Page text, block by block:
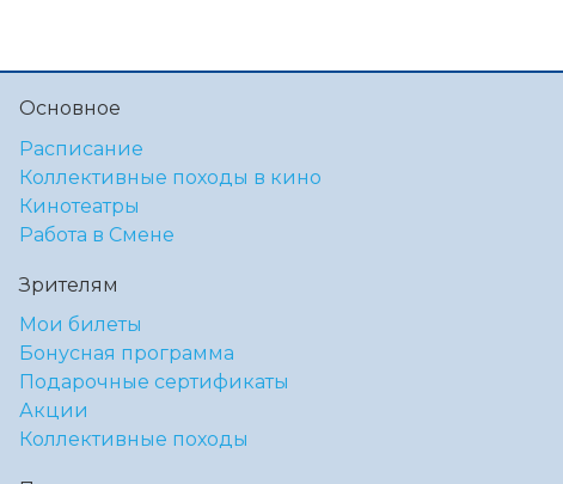
Основное
Расписание
Коллективные походы в кино
Кинотеатры
Работа в Смене
Зрителям
Мои билеты
Бонусная программа
Подарочные сертификаты
Акции
Коллективные походы